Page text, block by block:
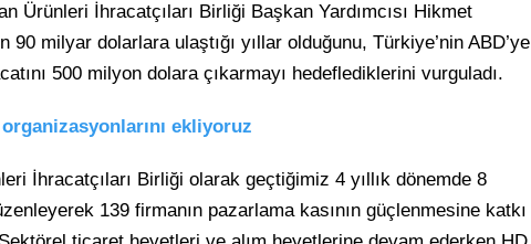
Ürünleri İhracatçıları Birliği Başkan Yardımcısı Hikmet
90 milyar dolarlara ulaştığı yıllar olduğunu, Türkiye’nin ABD’ye
500 milyon dolara çıkarmayı hedeflediklerini vurguladı.
ekliyoruz
İhracatçıları Birliği olarak geçtiğimiz 4 yıllık dönemde 8
139 firmanın pazarlama kasının güçlenmesine katkı